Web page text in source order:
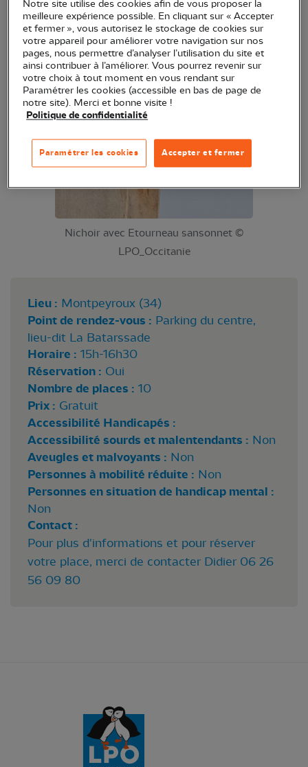
Chez un sympathisant, futur Refuge LPO, vous
pourrez discuter de l'installation de nichoirs et des
espèces pouvant y habiter. En espérant que cela
vous donne des idées pour votre jardin !
Nichoir avec Etourneau sansonnet ©
LPO_Occitanie
Lieu : Montpeyroux (34)
Point de rendez-vous : Parking du centre,
lieu-dit La Batarssade
Horaire : 15h-16h30
Réservation : Oui
Nombre de places : 10
Prix : Gratuit
Accessibilité Handicapés :
Accessibilité sourds et malentendants : Non
Aveugles et malvoyants : Non
Personnes à mobilité réduite : Non
Personnes en situation de handicap mental :
Non
Contact :
Pour plus d'informations et pour réserver
votre place, merci de contacter Didier 06 26
56 09 80
Notre site utilise des cookies afin de vous proposer la
meilleure expérience possible. En cliquant sur « Accepter
et fermer », vous autorisez le stockage de cookies sur
votre appareil pour améliorer votre navigation sur nos
pages, nous permettre d’analyser l’utilisation du site et
ainsi contribuer à l’améliorer. Vous pourrez revenir sur
votre choix à tout moment en vous rendant sur
Paramétrer les cookies (accessible en bas de page de
notre site). Merci et bonne visite !
Politique de confidentialité
Accepter et fermer
Paramétrer les cookies